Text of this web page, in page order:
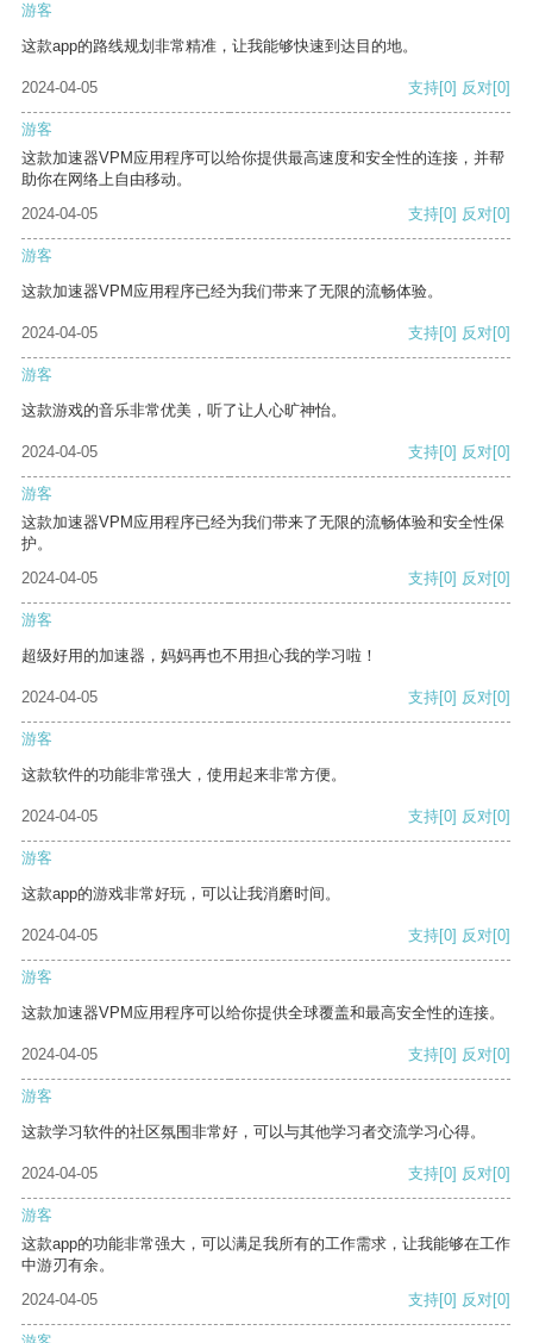
游客
这款app的路线规划非常精准，让我能够快速到达目的地。
2024-04-05 支持[0] 反对[0]
游客
这款加速器VPM应用程序可以给你提供最高速度和安全性的连接，并帮
助你在网络上自由移动。
2024-04-05
支持[0] 反对[0]
游客
这款加速器VPM应用程序已经为我们带来了无限的流畅体验。
2024-04-05 支持[0] 反对[0]
游客
这款游戏的音乐非常优美，听了让人心旷神怡。
2024-04-05 支持[0] 反对[0]
游客
这款加速器VPM应用程序已经为我们带来了无限的流畅体验和安全性保
护。
2024-04-05
支持[0] 反对[0]
游客
超级好用的加速器，妈妈再也不用担心我的学习啦！
2024-04-05 支持[0] 反对[0]
游客
这款软件的功能非常强大，使用起来非常方便。
2024-04-05 支持[0] 反对[0]
游客
这款app的游戏非常好玩，可以让我消磨时间。
2024-04-05 支持[0] 反对[0]
游客
这款加速器VPM应用程序可以给你提供全球覆盖和最高安全性的连接。
2024-04-05 支持[0] 反对[0]
游客
这款学习软件的社区氛围非常好，可以与其他学习者交流学习心得。
2024-04-05 支持[0] 反对[0]
游客
这款app的功能非常强大，可以满足我所有的工作需求，让我能够在工作
中游刃有余。
2024-04-05
支持[0] 反对[0]